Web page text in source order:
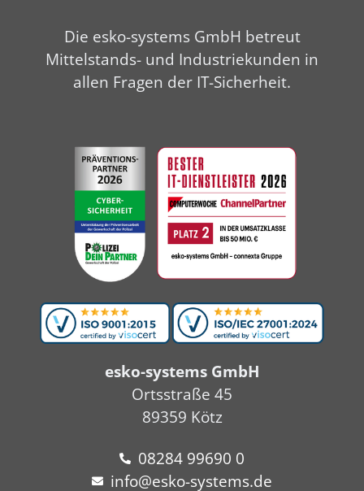
Die esko-systems GmbH betreut
Mittelstands- und Industriekunden in
allen Fragen der IT-Sicherheit.
esko-systems GmbH
Ortsstraße 45
89359 Kötz
08284 99690 0
info@esko-systems.de